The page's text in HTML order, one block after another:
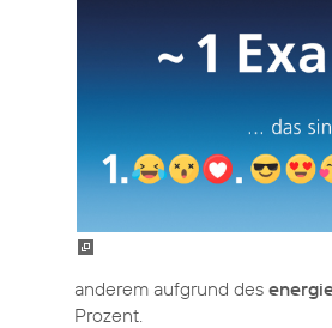
anderem aufgrund des
Prozent.